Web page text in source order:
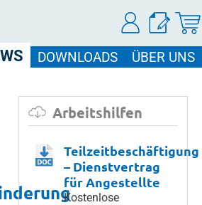
DOWNLOADS ÜBER UNS
Arbeitshilfen
Teilzeitbeschäftigung
– Dienstvertrag
für Angestellte
Kostenlose